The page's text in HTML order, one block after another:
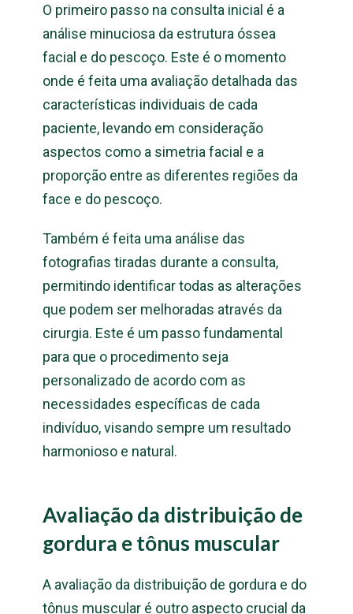
O primeiro passo na consulta inicial é a
análise minuciosa da estrutura óssea
facial e do pescoço. Este é o momento
onde é feita uma avaliação detalhada das
características individuais de cada
paciente, levando em consideração
aspectos como a simetria facial e a
proporção entre as diferentes regiões da
face e do pescoço.
Também é feita uma análise das
fotografias tiradas durante a consulta,
permitindo identificar todas as alterações
que podem ser melhoradas através da
cirurgia. Este é um passo fundamental
para que o procedimento seja
personalizado de acordo com as
necessidades específicas de cada
indivíduo, visando sempre um resultado
harmonioso e natural.
Avaliação da distribuição de
gordura e tônus muscular
A avaliação da distribuição de gordura e do
tônus muscular é outro aspecto crucial da